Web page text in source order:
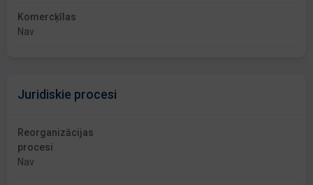
Komercķīlas
Nav
Juridiskie procesi
Reorganizācijas
procesi
Nav